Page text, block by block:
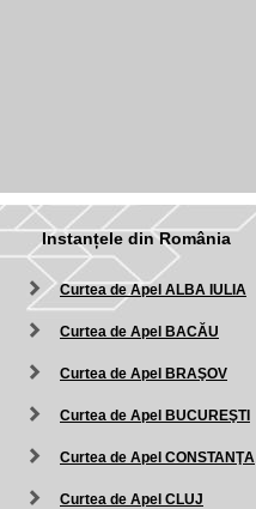
Instanțele din România
Curtea de Apel ALBA IULIA
Curtea de Apel BACĂU
Curtea de Apel BRAŞOV
Curtea de Apel BUCUREŞTI
Curtea de Apel CONSTANŢA
Curtea de Apel CLUJ